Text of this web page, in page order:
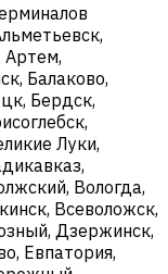
Артем,
Балаково,
Бердск,
Луки,
Вологда,
Всеволожск,
Дзержинск,
Евпатория,